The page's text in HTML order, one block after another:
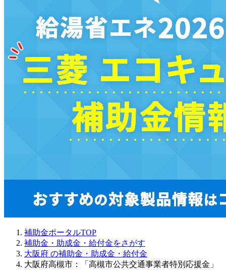
補助金ポータルTOP
補助金・助成金・給付金をさがす
大阪府 の補助金・助成金・給付金
大阪府高槻市：「高槻市公共交通事業者特別応援金」